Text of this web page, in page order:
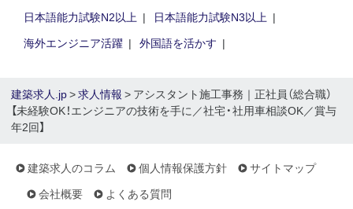
日本語能力試験N2以上
日本語能力試験N3以上
海外エンジニア活躍
外国語を活かす
建築求人.jp>求人情報 > アシスタント施工事務｜正社員（総合職）
【未経験OK！エンジニアの技術を手に／社宅・社用車相談OK／賞与
年2回】
建築求人のコラム 個人情報保護方針
サイトマップ
会社概要
よくある質問